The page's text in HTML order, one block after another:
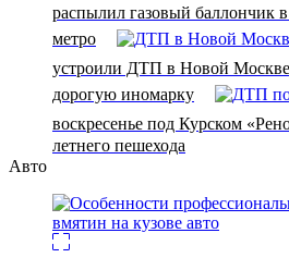
распылил газовый баллончик
метро
устроили ДТП в Новой
дорогую иномарку
воскресенье под Курском
летнего пешехода
Авто